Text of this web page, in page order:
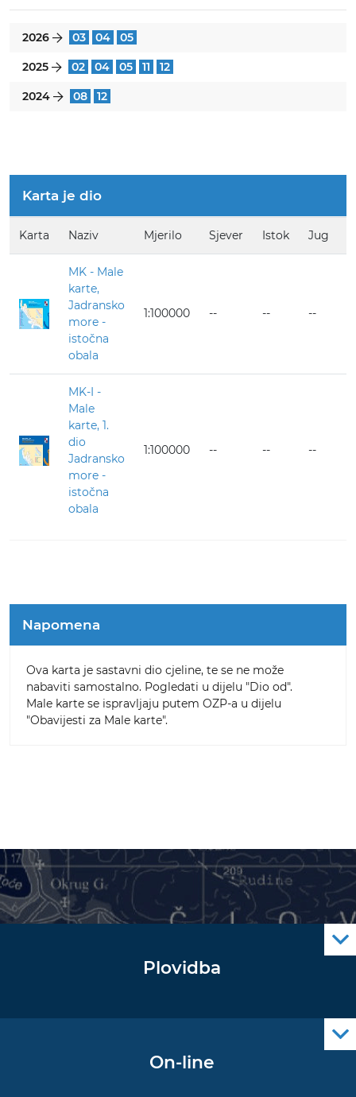
2026 } 03 04 05
2025 } 02 04 05 11 12
2024 } 08 12
Karta je dio
Karta Naziv Mjerilo Sjever Istok Jug
MK - Male
karte,
Jadransko
more -
istočna
obala
1:100000 -- -- --
MK-I -
Male
karte, 1.
dio
Jadransko
more -
istočna
obala
1:100000 -- -- --
Napomena
Ova karta je sastavni dio cjeline, te se ne može
nabaviti samostalno. Pogledati u dijelu "Dio od".
Male karte se ispravljaju putem OZP-a u dijelu
"Obavijesti za Male karte".
Plovidba
On-line